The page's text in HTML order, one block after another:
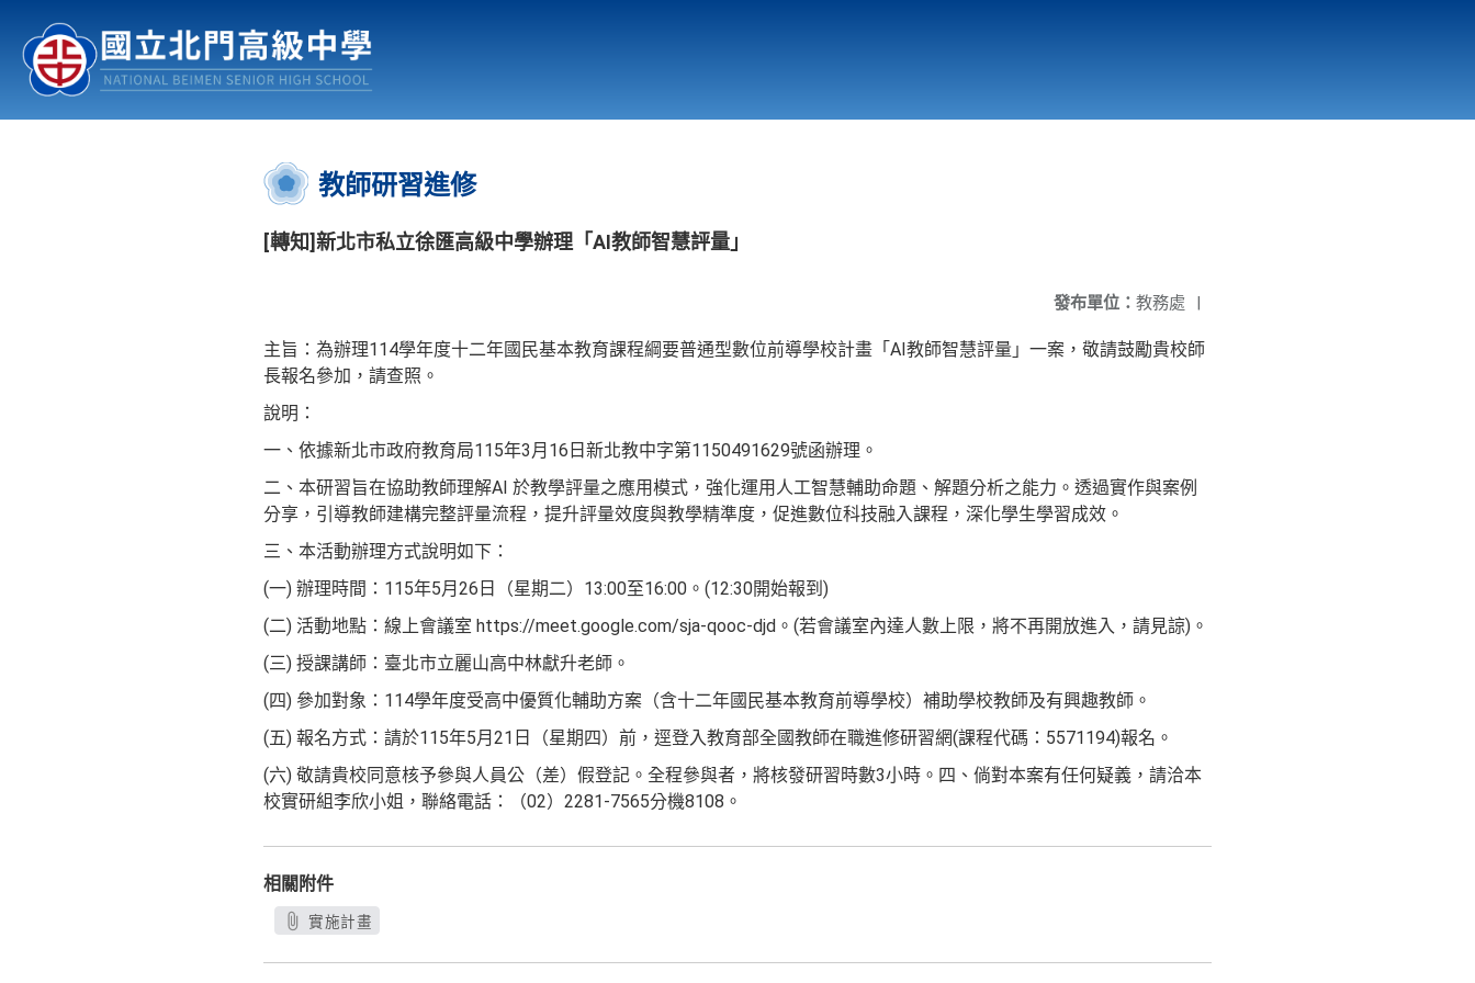
認識北中 行事曆
:::
教師研習進修
[轉知]新北市私立徐匯高級中學辦理「AI教師智慧評量」
發布單位： 教務處 |
主旨：為辦理114學年度十二年國民基本教育課程綱要普通型數位前導學校計畫「AI教師智慧評量」一案，敬請鼓勵貴校師
長報名參加，請查照。
說明：
一、依據新北市政府教育局115年3月16日新北教中字第1150491629號函辦理。
二、本研習旨在協助教師理解AI 於教學評量之應用模式，強化運用人工智慧輔助命題、解題分析之能力。透過實作與案例
分享，引導教師建構完整評量流程，提升評量效度與教學精準度，促進數位科技融入課程，深化學生學習成效。
三、本活動辦理方式說明如下：
(一) 辦理時間：115年5月26日（星期二）13:00至16:00。(12:30開始報到)
(二) 活動地點：線上會議室 https://meet.google.com/sja-qooc-djd。(若會議室內達人數上限，將不再開放進入，請見諒)。
(三) 授課講師：臺北市立麗山高中林獻升老師。
(四) 參加對象：114學年度受高中優質化輔助方案（含十二年國民基本教育前導學校）補助學校教師及有興趣教師。
(五) 報名方式：請於115年5月21日（星期四）前，逕登入教育部全國教師在職進修研習網(課程代碼：5571194)報名。
(六) 敬請貴校同意核予參與人員公（差）假登記。全程參與者，將核發研習時數3小時。四、倘對本案有任何疑義，請洽本
校實研組李欣小姐，聯絡電話：（02）2281-7565分機8108。
相關附件
實施計畫